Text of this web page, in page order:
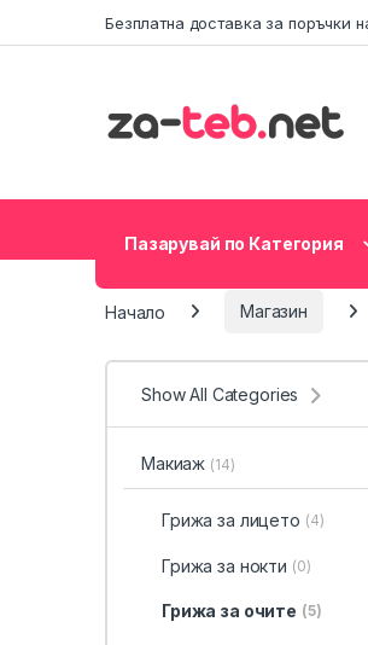
Безплатна доставка за поръчки
Пазарувай по Категория
Начало Магазин
Show All Categories
Макиаж (14)
Грижа за лицето (4)
Грижа за нокти (0)
Грижа за очите (5)